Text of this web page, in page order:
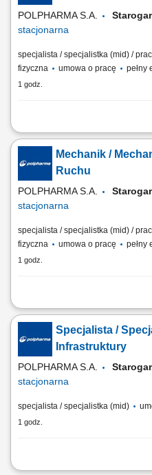
sprężonego powietrza i...
POLPHARMA S.A.
stacjonarna
specjalista / specjalistka (mid) /
fizyczna
umowa o pracę pełny
1 godz.
Twój zakres obowiązków: Nadzór i
instalacji pomocniczych w obszarze
sprawności technicznej maszyn,
usterek oraz nieprawidłowości
Maximo, SAP...
Mechanik /
Ruchu
POLPHARMA S.A.
stacjonarna
specjalista / specjalistka (mid) /
fizyczna
umowa o pracę pełny
1 godz.
Zakres obowiązków: Zapewnienie
maszyn, urządzeń oraz
bieżących napraw, przeglądów i
pracy instalacji automatyki,
pomiarowych. Wykonywanie...
Specjalista /
Infrastruktury
POLPHARMA S.A.
stacjonarna
specjalista / specjalistka (mid)
1 godz.
Twój zakres obowiązków: Nadzór i